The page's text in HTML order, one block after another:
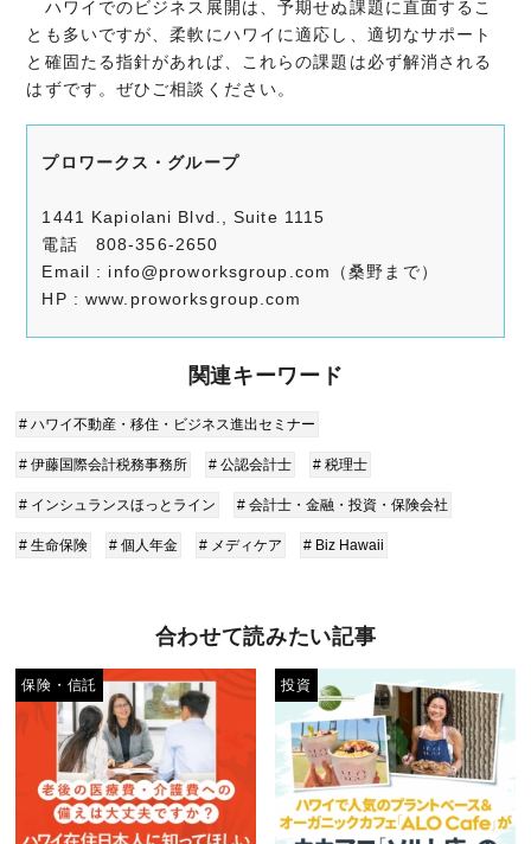
ハワイでのビジネス展開は、予期せぬ課題に直面するこ
とも多いですが、柔軟にハワイに適応し、適切なサポート
と確固たる指針があれば、これらの課題は必ず解消される
はずです。ぜひご相談ください。
プロワークス・グループ
1441 Kapiolani Blvd., Suite 1115
電話 808-356-2650
Email : info@proworksgroup.com（桑野まで）
HP : www.proworksgroup.com
関連キーワード
# ハワイ不動産・移住・ビジネス進出セミナー
# 伊藤国際会計税務事務所 # 公認会計士 # 税理士
# インシュランスほっとライン # 会計士・金融・投資・保険会社
# 生命保険 # 個人年金 # メディケア # Biz Hawaii
合わせて読みたい記事
保険・信託 投資